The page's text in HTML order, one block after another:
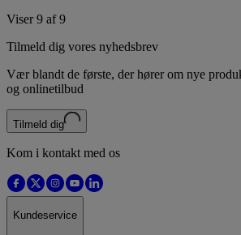
Viser 9 af 9
Tilmeld dig vores nyhedsbrev
Vær blandt de første, der hører om nye
og onlinetilbud
Tilmeld dig
Kom i kontakt med os
Kundeservice